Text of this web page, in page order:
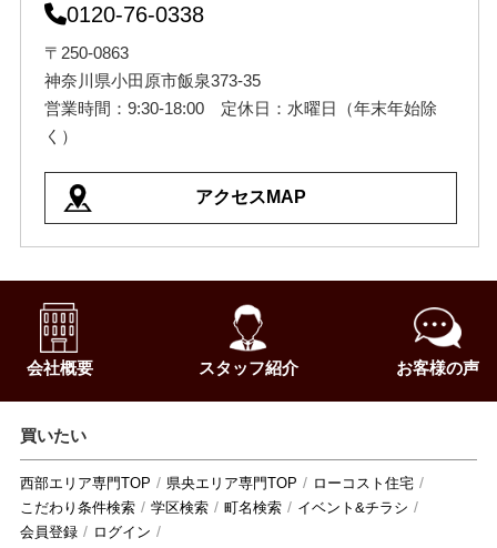
0120-76-0338
〒250-0863
神奈川県小田原市飯泉373-35
営業時間：9:30-18:00 定休日：水曜日（年末年始除
く）
アクセスMAP
会社概要 スタッフ紹介 お客様の声
買いたい
西部エリア専門TOP 県央エリア専門TOP
ローコスト住宅
こだわり条件検索
学区検索 町名検索
イベント&チラシ
会員登録
ログイン